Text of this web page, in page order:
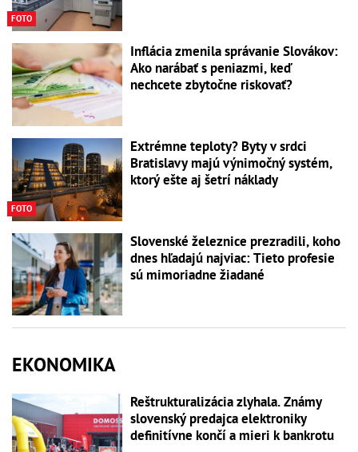
FOTO
Inflácia zmenila správanie Slovákov:
Ako narábať s peniazmi, keď
nechcete zbytočne riskovať?
FOTO
Extrémne teploty? Byty v srdci
Bratislavy majú výnimočný systém,
ktorý ešte aj šetrí náklady
Slovenské železnice prezradili, koho
dnes hľadajú najviac: Tieto profesie
sú mimoriadne žiadané
EKONOMIKA
Reštrukturalizácia zlyhala. Známy
slovenský predajca elektroniky
definitívne končí a mieri k bankrotu